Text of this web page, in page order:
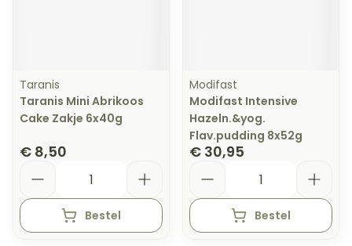
Taranis
Taranis Mini Abrikoos
Cake Zakje 6x40g
€ 8,50
Bestel
Modifast
Modifast Intensive
Hazeln.&yog.
Flav.pudding 8x52g
€ 30,95
Bestel